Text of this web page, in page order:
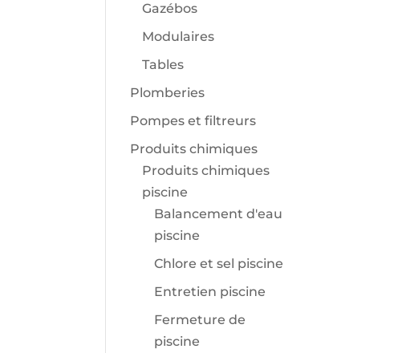
Gazébos
Modulaires
Tables
Plomberies
Pompes et filtreurs
Produits chimiques
Produits chimiques
piscine
Balancement d'eau
piscine
Chlore et sel piscine
Entretien piscine
Fermeture de
piscine